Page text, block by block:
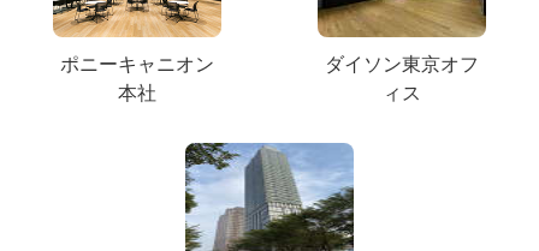
ポニーキャニオン
本社
ダイソン東京オフ
ィス